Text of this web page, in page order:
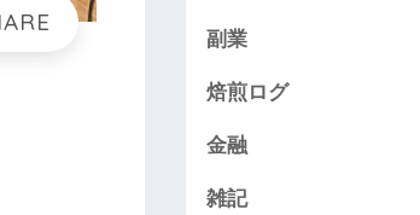
副業
焙煎ログ
金融
雑記